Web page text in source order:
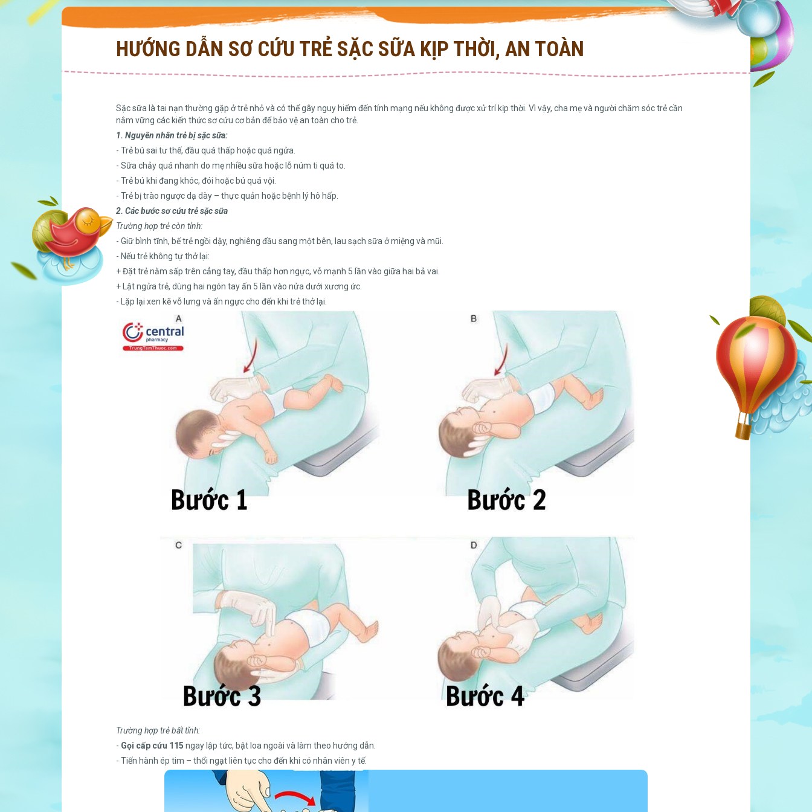
HƯỚNG DẪN SƠ CỨU TRẺ SẶC SỮA KỊP THỜI, AN TOÀN
Sặc sữa là tai nạn thường gặp ở trẻ nhỏ và có thể gây nguy hiểm đến tính mạng nếu không được xử trí kịp thời. Vì vậy, cha mẹ và người chăm sóc trẻ cần
nắm vững các kiến thức sơ cứu cơ bản để bảo vệ an toàn cho trẻ.
1. Nguyên nhân trẻ bị sặc sữa:
- Trẻ bú sai tư thế, đầu quá thấp hoặc quá ngửa.
- Sữa chảy quá nhanh do mẹ nhiều sữa hoặc lỗ núm ti quá to.
- Trẻ bú khi đang khóc, đói hoặc bú quá vội.
- Trẻ bị trào ngược dạ dày – thực quản hoặc bệnh lý hô hấp.
2. Các bước sơ cứu trẻ sặc sữa
Trường hợp trẻ còn tỉnh:
- Giữ bình tĩnh, bế trẻ ngồi dậy, nghiêng đầu sang một bên, lau sạch sữa ở miệng và mũi.
- Nếu trẻ không tự thở lại:
+ Đặt trẻ nằm sấp trên cẳng tay, đầu thấp hơn ngực, vỗ mạnh 5 lần vào giữa hai bả vai.
+ Lật ngửa trẻ, dùng hai ngón tay ấn 5 lần vào nửa dưới xương ức.
- Lặp lại xen kẽ vỗ lưng và ấn ngực cho đến khi trẻ thở lại.
Trường hợp trẻ bất tỉnh:
- Gọi cấp cứu 115 ngay lập tức, bật loa ngoài và làm theo hướng dẫn.
- Tiến hành ép tim – thổi ngạt liên tục cho đến khi có nhân viên y tế.